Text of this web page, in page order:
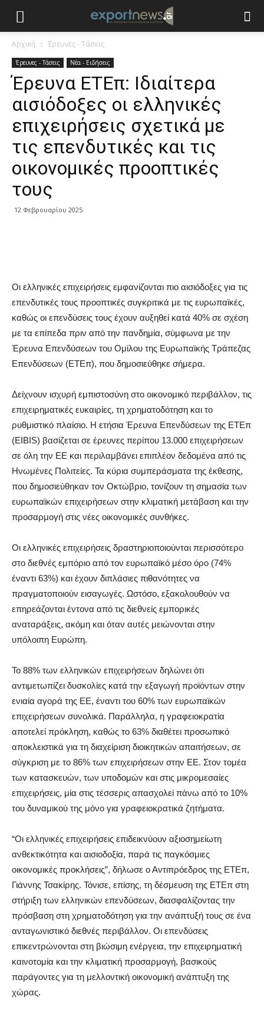
Αρχική Έρευνες - Τάσεις
Έρευνες - Τάσεις Νέα - Ειδήσεις
Έρευνα ΕΤΕπ: Ιδιαίτερα
αισιόδοξες οι ελληνικές
επιχειρήσεις σχετικά με
τις επενδυτικές και τις
οικονομικές προοπτικές
τους
12 Φεβρουαρίου 2025
Οι ελληνικές επιχειρήσεις εμφανίζονται πιο αισιόδοξες για τις
επενδυτικές τους προοπτικές συγκριτικά με τις ευρωπαϊκές,
καθώς οι επενδύσεις τους έχουν αυξηθεί κατά 40% σε σχέση
με τα επίπεδα πριν από την πανδημία, σύμφωνα με την
Έρευνα Επενδύσεων του Ομίλου της Ευρωπαϊκής Τράπεζας
Επενδύσεων (ΕΤΕπ), που δημοσιεύθηκε σήμερα.
Δείχνουν ισχυρή εμπιστοσύνη στο οικονομικό περιβάλλον, τις
επιχειρηματικές ευκαιρίες, τη χρηματοδότηση και το
ρυθμιστικό πλαίσιο. Η ετήσια Έρευνα Επενδύσεων της ΕΤΕπ
(EIBIS) βασίζεται σε έρευνες περίπου 13.000 επιχειρήσεων
σε όλη την ΕΕ και περιλαμβάνει επιπλέον δεδομένα από τις
Ηνωμένες Πολιτείες. Τα κύρια συμπεράσματα της έκθεσης,
που δημοσιεύθηκαν τον Οκτώβριο, τονίζουν τη σημασία των
ευρωπαϊκών επιχειρήσεων στην κλιματική μετάβαση και την
προσαρμογή στις νέες οικονομικές συνθήκες.
Οι ελληνικές επιχειρήσεις δραστηριοποιούνται περισσότερο
στο διεθνές εμπόριο από τον ευρωπαϊκό μέσο όρο (74%
έναντι 63%) και έχουν διπλάσιες πιθανότητες να
πραγματοποιούν εισαγωγές. Ωστόσο, εξακολουθούν να
επηρεάζονται έντονα από τις διεθνείς εμπορικές
αναταράξεις, ακόμη και όταν αυτές μειώνονται στην
υπόλοιπη Ευρώπη.
Το 88% των ελληνικών επιχειρήσεων δηλώνει ότι
αντιμετωπίζει δυσκολίες κατά την εξαγωγή προϊόντων στην
ενιαία αγορά της ΕΕ, έναντι του 60% των ευρωπαϊκών
επιχειρήσεων συνολικά. Παράλληλα, η γραφειοκρατία
αποτελεί πρόκληση, καθώς το 63% διαθέτει προσωπικό
αποκλειστικά για τη διαχείριση διοικητικών απαιτήσεων, σε
σύγκριση με το 86% των επιχειρήσεων στην ΕΕ. Στον τομέα
των κατασκευών, των υποδομών και στις μικρομεσαίες
επιχειρήσεις, μία στις τέσσερις απασχολεί πάνω από το 10%
του δυναμικού της μόνο για γραφειοκρατικά ζητήματα.
“Οι ελληνικές επιχειρήσεις επιδεικνύουν αξιοσημείωτη
ανθεκτικότητα και αισιοδοξία, παρά τις παγκόσμιες
οικονομικές προκλήσεις”, δήλωσε ο Αντιπρόεδρος της ΕΤΕπ,
Γιάννης Τσακίρης. Τόνισε, επίσης, τη δέσμευση της ΕΤΕπ στη
στήριξη των ελληνικών επενδύσεων, διασφαλίζοντας την
πρόσβαση στη χρηματοδότηση για την ανάπτυξή τους σε ένα
ανταγωνιστικό διεθνές περιβάλλον. Οι επενδύσεις
επικεντρώνονται στη βιώσιμη ενέργεια, την επιχειρηματική
καινοτομία και την κλιματική προσαρμογή, βασικούς
παράγοντες για τη μελλοντική οικονομική ανάπτυξη της
χώρας.